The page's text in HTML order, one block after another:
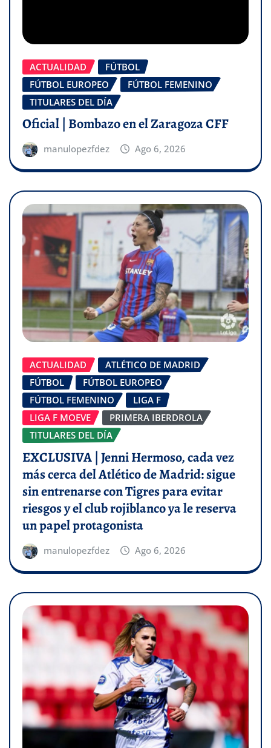
ACTUALIDAD
FÚTBOL
FÚTBOL EUROPEO
FÚTBOL FEMENINO
TITULARES DEL DÍA
Oficial | Bombazo en el Zaragoza CFF
manulopezfdez Ago 6, 2026
ACTUALIDAD
ATLÉTICO DE MADRID
FÚTBOL
FÚTBOL EUROPEO
FÚTBOL FEMENINO
LIGA F
LIGA F MOEVE
PRIMERA IBERDROLA
TITULARES DEL DÍA
EXCLUSIVA | Jenni Hermoso, cada vez
más cerca del Atlético de Madrid: sigue
sin entrenarse con Tigres para evitar
riesgos y el club rojiblanco ya le reserva
un papel protagonista
manulopezfdez Ago 6, 2026